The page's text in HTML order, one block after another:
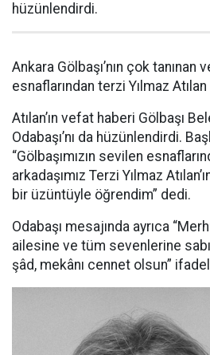
hüzünlendirdi.
Ankara Gölbaşı’nın çok tanınan
esnaflarından terzi Yılmaz
Atılan’ın vefat haberi Gölbaşı
Odabaşı’nı da hüzünlendirdi.
“Gölbaşımızın sevilen
arkadaşımız Terzi Yılmaz
bir üzüntüyle öğrendim” dedi.
Odabaşı mesajında ayrıca
ailesine ve tüm sevenlerine
şâd, mekânı cennet olsun”